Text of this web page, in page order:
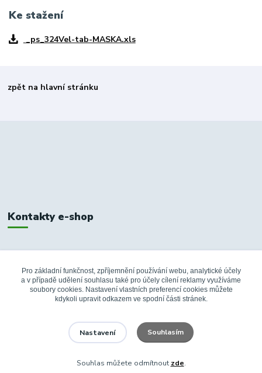
Ke stažení
_ps_324Vel-tab-MASKA.xls
zpět na hlavní stránku
Kontakty e-shop
+420 326 748 155
info@fanshopbkboleslav.cz
Pro základní funkčnost, zpříjemnění používání webu, analytické účely
a v případě udělení souhlasu také pro účely cílení reklamy využíváme
soubory cookies. Nastavení vlastních preferencí cookies můžete
kdykoli upravit odkazem ve spodní části stránek.
Nastavení Souhlasím
Souhlas můžete odmítnout zde.